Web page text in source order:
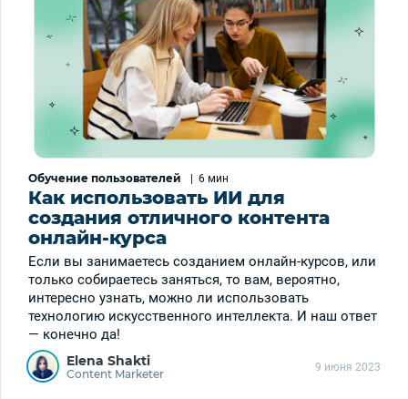
Обучение пользователей 6 мин
Как использовать ИИ для
создания отличного контента
онлайн-курса
Если вы занимаетесь созданием онлайн-курсов, или
только собираетесь заняться, то вам, вероятно,
интересно узнать, можно ли использовать
технологию искусственного интеллекта. И наш ответ
— конечно да!
Elena Shakti
Content Marketer 9 июня 2023